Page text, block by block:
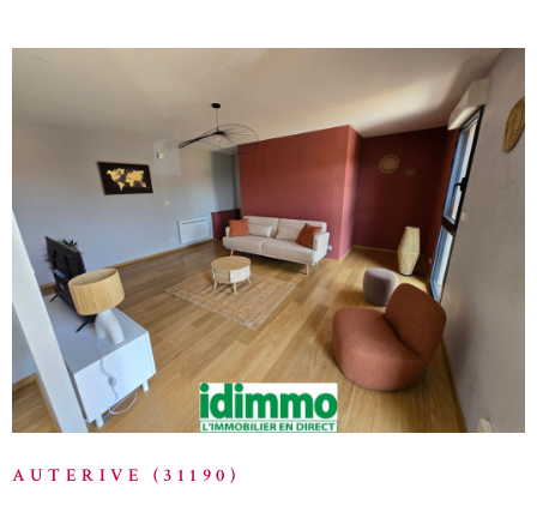
garage situé au rez-de-chaussée de l'immeuble pourra également
être loué à partir du mois de novembre pour un montant
supplémentaire de 80 € par mois , offrant une solution pratique
de stationnement ou de stockage en centre-ville. Pour tout
renseignement complémentaire ou demande de visite, n'hésitez pas
à nous contacter.
AUTERIVE (31190)
VOIR LE BIEN